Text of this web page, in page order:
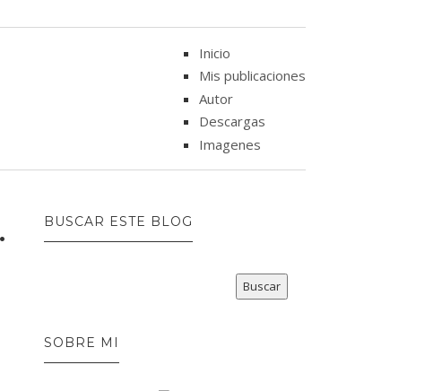
Inicio
Mis publicaciones
Autor
Descargas
Imagenes
BUSCAR ESTE BLOG
SOBRE MI